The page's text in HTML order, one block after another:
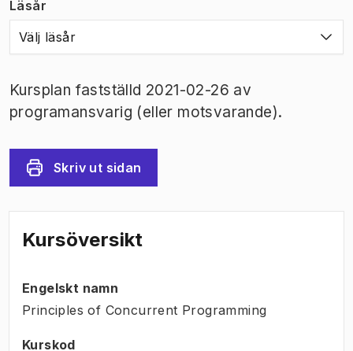
Läsår
Välj läsår
Kursplan fastställd 2021-02-26 av
programansvarig (eller motsvarande).
Skriv ut sidan
Kursöversikt
Engelskt namn
Principles of Concurrent Programming
Kurskod